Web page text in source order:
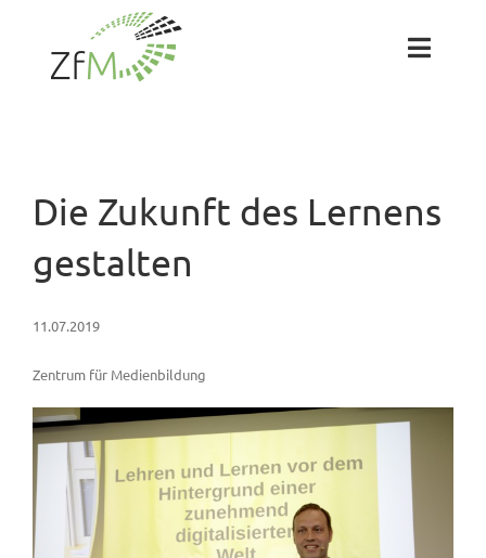
springen
Toggle
Blog
Die Zukunft des Lernens
gestalten
11.07.2019
Zentrum für Medienbildung